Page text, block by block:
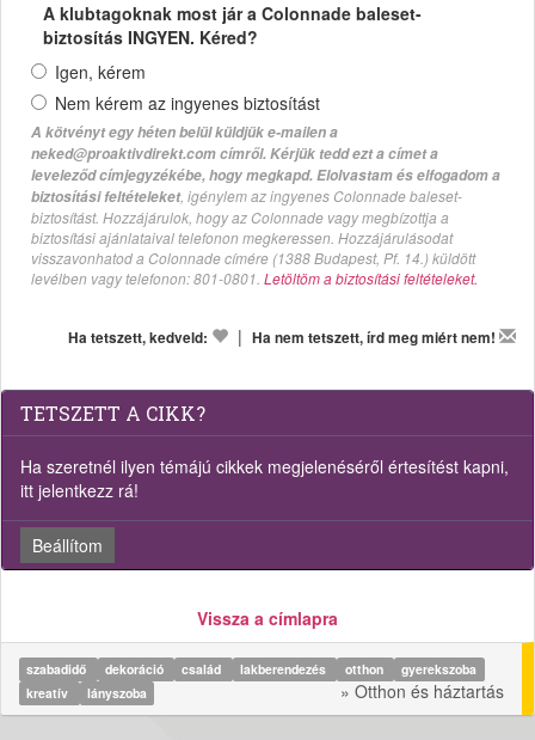
A klubtagoknak most jár a Colonnade baleset-
biztosítás INGYEN. Kéred?
Igen, kérem
Nem kérem az ingyenes biztosítást
A kötvényt egy héten belül küldjük e-mailen a
neked@proaktivdirekt.com címről. Kérjük tedd ezt a címet a
leveleződ címjegyzékébe, hogy megkapd. Elolvastam és elfogadom a
biztosítási feltételeket, igénylem az ingyenes Colonnade baleset-
biztosítást. Hozzájárulok, hogy az Colonnade vagy megbízottja a
biztosítási ajánlataival telefonon megkeressen. Hozzájárulásodat
visszavonhatod a Colonnade címére (1388 Budapest, Pf. 14.) küldött
levélben vagy telefonon: 801-0801. Letöltöm a biztosítási feltételeket.
Ha tetszett, kedveld: | Ha nem tetszett, írd meg miért nem!
TETSZETT A CIKK?
Ha szeretnél ilyen témájú cikkek megjelenéséről értesítést kapni,
itt jelentkezz rá!
Beállítom
Vissza a címlapra
szabadidő dekoráció család lakberendezés otthon
gyerekszoba
kreatív
lányszoba » Otthon és háztartás